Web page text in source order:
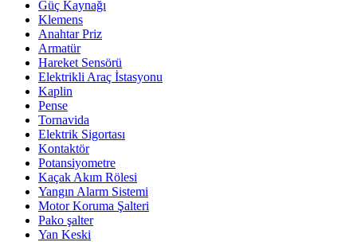
Güç Kaynağı
Klemens
Anahtar Priz
Armatür
Hareket Sensörü
Elektrikli Araç İstasyonu
Kaplin
Pense
Tornavida
Elektrik Sigortası
Kontaktör
Potansiyometre
Kaçak Akım Rölesi
Yangın Alarm Sistemi
Motor Koruma Şalteri
Pako şalter
Yan Keski